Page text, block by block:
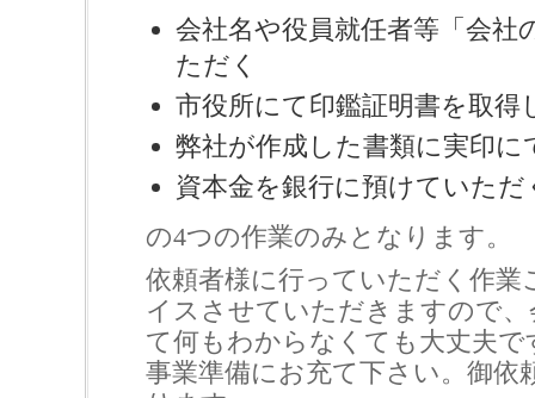
会社名や役員就任者等「会社
ただく
市役所にて印鑑証明書を取得
弊社が作成した書類に実印
資本金を銀行に預けていただ
の4つの作業のみとなります。
依頼者様に行っていただく作業
イスさせていただきますので
て何もわからなくても大丈夫で
事業準備にお充て下さい。御依